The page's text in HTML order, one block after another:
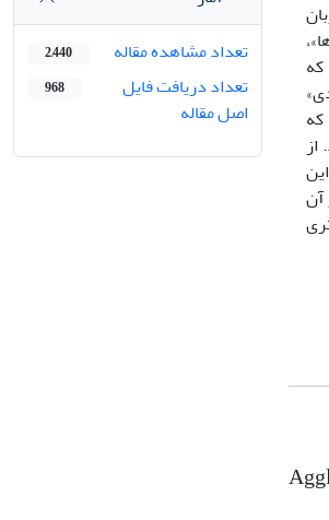
از
تعداد مشاهده مقاله
2,440
تعداد دریافت فایل
اصل مقاله
968